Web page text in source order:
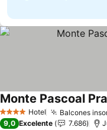
4 EstrellasHotel Balcones
Monte Pascoal
9,0 Excelente 7.686